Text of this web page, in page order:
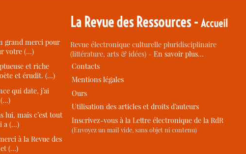
grand merci pour
votre (…)
et riche
et érudit. (…)
qui date, j’ai
(…)
lui, mais c’est tout
a (…)
à la Revue des
et (…)
La Revue des Ressources -Accueil
Revue électronique culturelle pluridisciplinaire
(littérature, arts & idées) -En savoir plus…
Contacts
Mentions légales
Ours
Utilisation des articles et droits d’auteurs
Inscrivez-vous à la Lettre électronique de la RdR
(Envoyez un mail vide, sans objet ni contenu)